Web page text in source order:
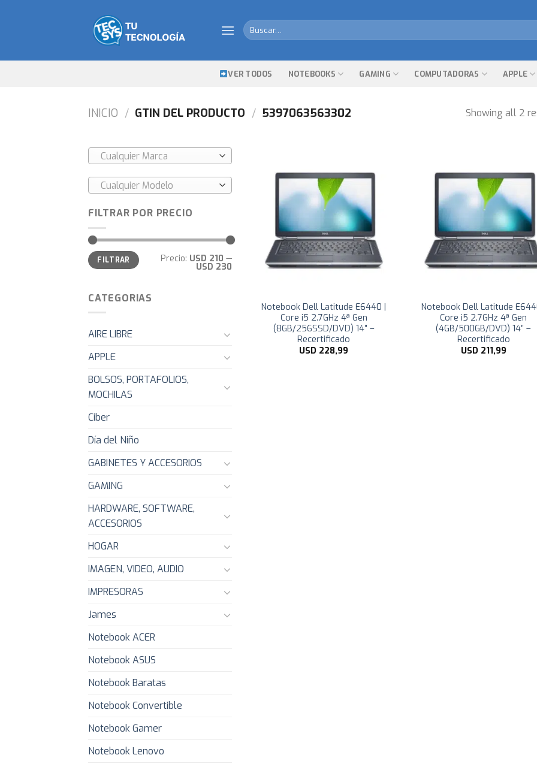
Buscar
por:
VER TODOS NOTEBOOKS GAMING COMPUTADORAS APPLE
INICIO / GTIN DEL PRODUCTO / 5397063563302 Showing all 2
Cualquier Marca
Cualquier Modelo
FILTRAR POR PRECIO
Precio
mínimo
Precio
máximo
FILTRAR Precio: USD 210 —
USD 230
CATEGORIAS
AIRE LIBRE
APPLE
BOLSOS, PORTAFOLIOS,
MOCHILAS
Ciber
Día del Niño
GABINETES Y ACCESORIOS
GAMING
HARDWARE, SOFTWARE,
ACCESORIOS
HOGAR
IMAGEN, VIDEO, AUDIO
IMPRESORAS
James
Notebook ACER
Notebook ASUS
Notebook Baratas
Notebook Convertible
Notebook Gamer
Notebook Lenovo
Notebook Dell Latitude E6440 |
Core i5 2.7GHz 4ª Gen
(8GB/256SSD/DVD) 14″ –
Recertificado
USD 228,99
Notebook Dell Latitude
Core i5 2.7GHz 4ª Gen
(4GB/500GB/DVD) 14″ –
Recertificado
USD 211,99